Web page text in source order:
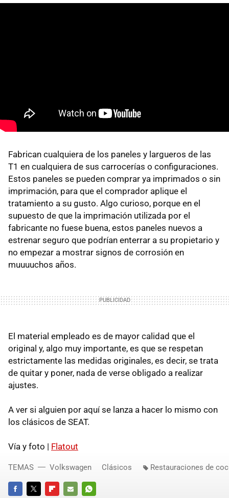
Fabrican cualquiera de los paneles y largueros de las
T1 en cualquiera de sus carrocerías o configuraciones.
Estos paneles se pueden comprar ya imprimados o sin
imprimación, para que el comprador aplique el
tratamiento a su gusto. Algo curioso, porque en el
supuesto de que la imprimación utilizada por el
fabricante no fuese buena, estos paneles nuevos a
estrenar seguro que podrían enterrar a su propietario y
no empezar a mostrar signos de corrosión en
muuuuchos años.
El material empleado es de mayor calidad que el
original y, algo muy importante, es que se respetan
estrictamente las medidas originales, es decir, se trata
de quitar y poner, nada de verse obligado a realizar
ajustes.
A ver si alguien por aquí se lanza a hacer lo mismo con
los clásicos de SEAT.
Vía y foto | Flatout
TEMAS Volkswagen Clásicos Restauraciones de